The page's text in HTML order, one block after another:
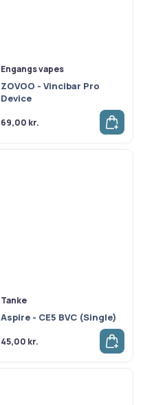
Engangs vapes
ZOVOO - Vincibar Pro
Device
69,00 kr.
Tanke
Aspire - CE5 BVC (Single)
45,00 kr.